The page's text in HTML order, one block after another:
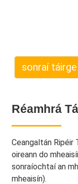
sonraí táirge
Réamhrá
Ceangaltán Ripéir
oireann do
sonraíochtaí an
mheaisín).